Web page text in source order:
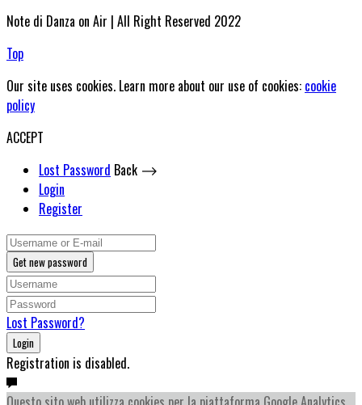
Note di Danza on Air | All Right Reserved 2022
Top
Our site uses cookies. Learn more about our use of cookies: cookie
policy
ACCEPT
Lost Password Back ⟶
Login
Register
Get new password
Lost Password?
Login
Registration is disabled.